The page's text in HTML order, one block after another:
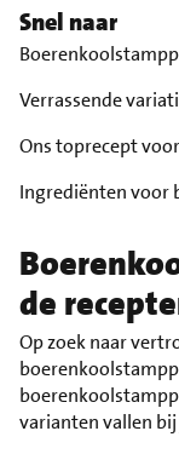
Snel naar
Verrassende
Ons toprecept
Ingrediënten voor
de
Op zoek naar
varianten vallen